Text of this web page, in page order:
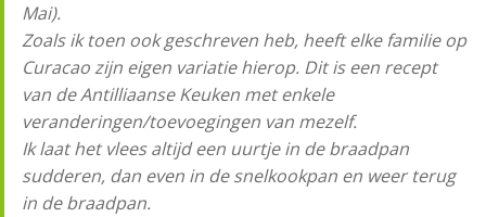
Mai).
Zoals ik toen ook geschreven heb, heeft elke familie op
Curacao zijn eigen variatie hierop. Dit is een recept
van de Antilliaanse Keuken met enkele
veranderingen/toevoegingen van mezelf.
Ik laat het vlees altijd een uurtje in de braadpan
sudderen, dan even in de snelkookpan en weer terug
in de braadpan.